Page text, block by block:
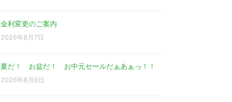
金利変更のご案内
2026年8月7日
夏だ！ お盆だ！ お中元セールだぁあぁっ！！
2026年8月6日